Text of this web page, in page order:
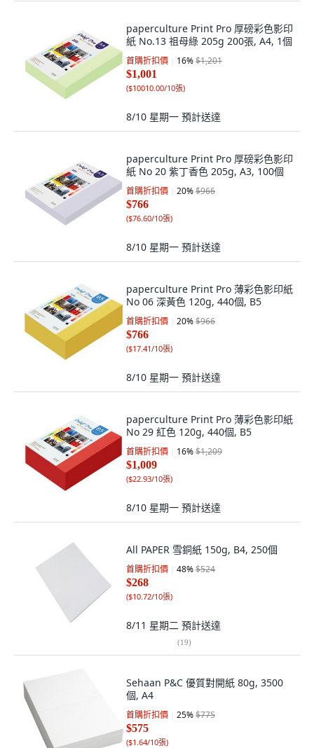
paperculture Print Pro 厚磅彩色影印
紙 No.13 祖母綠 205g 200張, A4, 1個
首購折扣價 16%$1,201
$1,001
($10010.00/10張)
8/10 星期一 預計送達
paperculture Print Pro 厚磅彩色影印
紙 No 20 紫丁香色 205g, A3, 100個
首購折扣價 20%$966
$766
($76.60/10張)
8/10 星期一 預計送達
paperculture Print Pro 薄彩色影印紙
No 06 深黃色 120g, 440個, B5
首購折扣價 20%$966
$766
($17.41/10張)
8/10 星期一 預計送達
paperculture Print Pro 薄彩色影印紙
No 29 紅色 120g, 440個, B5
首購折扣價 16%$1,209
$1,009
($22.93/10張)
8/10 星期一 預計送達
All PAPER 雪銅紙 150g, B4, 250個
首購折扣價 48%$524
$268
($10.72/10張)
8/11 星期二 預計送達
(19)
Sehaan P&C 優質對開紙 80g, 3500
個, A4
首購折扣價 25%$775
$575
($1.64/10張)